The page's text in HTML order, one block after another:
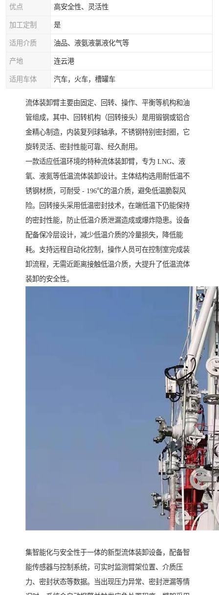
优点 高安全性、灵活性
加工定制 是
适用介质 油品、液氨液氯液化气等
产地 连云港
适用车体 汽车，火车，槽罐车
流体装卸臂主要由固定、回转、操作、平衡等机构和油
管组成，其中、回转机构（回转接头）是用锻钢或铝合
金精心制造，内装复列球轴承，不锈钢特别密封圈，它
旋转灵活、密封性能可靠、经久耐用。
一款适应低温环境的特种流体装卸臂，专为 LNG、液
氧、液氮等低温流体装卸设计。主体结构选用耐低温不
锈钢材质，可耐受 - 196℃的温介质，避免低温脆裂风
险。回转接头采用低温密封技术，在端低温下仍能保持
的密封性能，防止低温介质泄漏造成或爆炸隐患。设备
配备保冷层设计，减少低温介质的冷量损失，降低能
耗。支持远程自动化控制，操作人员可在控制室完成装
卸流程，无需近距离接触低温介质，大提升了低温流体
装卸的安全性。
集智能化与安全性于一体的新型流体装卸设备，配备智
能传感器与控制系统，可实时监测臂架位置、介质压
力、密封状态等数据。当出现压力异常、密封泄漏等情